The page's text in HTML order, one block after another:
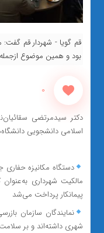
قم گویا - شهردار قم گفت:
بود و همین موضوع
0
دکتر سیدمرتضی
اسلامی دانشجویی
دستگاه مکانیزه حفاری
پیمانکار پرداخت می‌شد
نمایندگان سازمان
شهری داشته‌اند و بر